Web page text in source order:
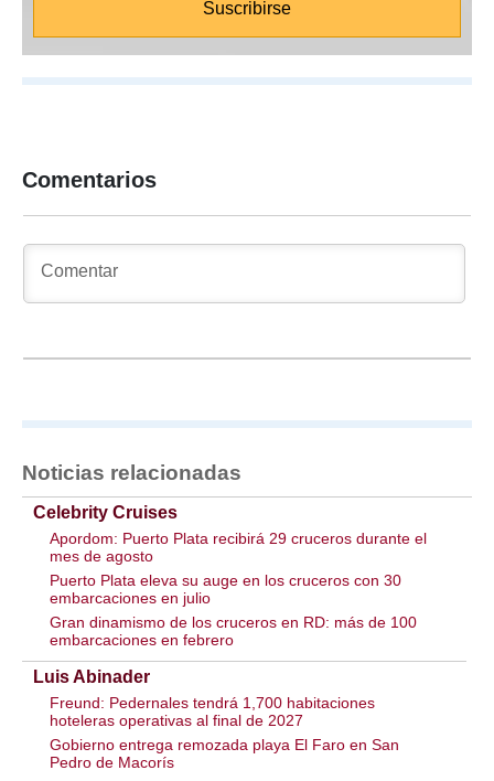
Comentarios
Noticias relacionadas
Celebrity Cruises
Apordom: Puerto Plata recibirá 29 cruceros durante el
mes de agosto
Puerto Plata eleva su auge en los cruceros con 30
embarcaciones en julio
Gran dinamismo de los cruceros en RD: más de 100
embarcaciones en febrero
Luis Abinader
Freund: Pedernales tendrá 1,700 habitaciones
hoteleras operativas al final de 2027
Gobierno entrega remozada playa El Faro en San
Pedro de Macorís